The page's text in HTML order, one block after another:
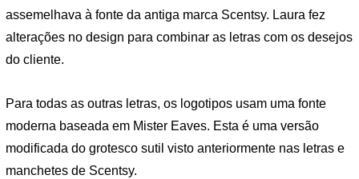
assemelhava à fonte da antiga marca Scentsy. Laura fez
alterações no design para combinar as letras com os desejos
do cliente.
Para todas as outras letras, os logotipos usam uma fonte
moderna baseada em Mister Eaves. Esta é uma versão
modificada do grotesco sutil visto anteriormente nas letras e
manchetes de Scentsy.